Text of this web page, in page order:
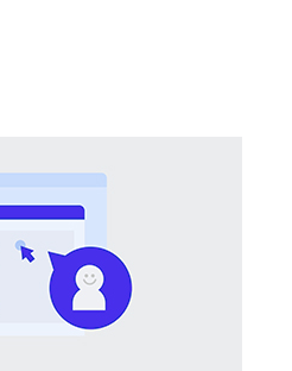
击，保障网络安全。通过